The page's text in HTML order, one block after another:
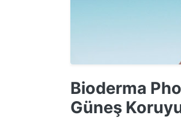
Bioderma
Güneş